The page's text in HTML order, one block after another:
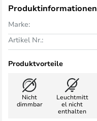
Produktinformationen
Marke:
Artikel Nr.:
Produktvorteile
Nicht
dimmbar
Leuchtmitt
el nicht
enthalten